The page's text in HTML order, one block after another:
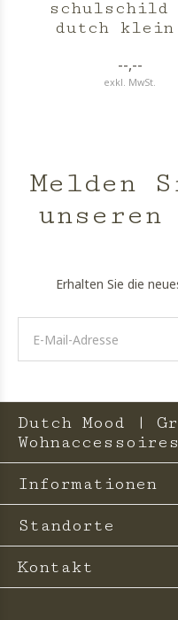
schulschild
dutch klein
--,--
exkl. MwSt.
Melden
Erhalten Sie die
Dutch Mood |
Informationen
Standorte
Kontakt